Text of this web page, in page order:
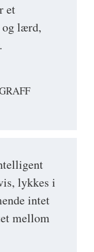
et
og lærd,
lykkes i
intet
mellom